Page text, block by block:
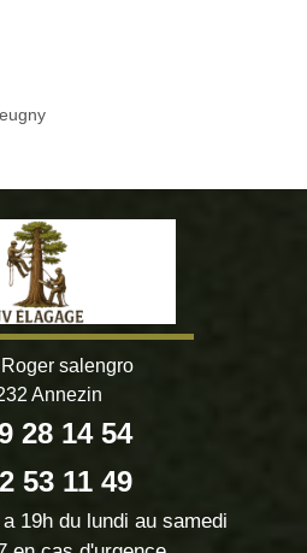
salengro
Annezin
28 14 54
53 11 49
19h du lundi au samedi